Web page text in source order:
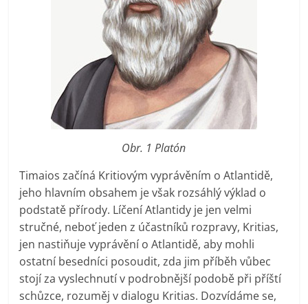
Obr. 1 Platón
Timaios začíná Kritiovým vyprávěním o Atlantidě,
jeho hlavním obsahem je však rozsáhlý výklad o
podstatě přírody. Líčení Atlantidy je jen velmi
stručné, neboť jeden z účastníků rozpravy, Kritias,
jen nastiňuje vyprávění o Atlantidě, aby mohli
ostatní besedníci posoudit, zda jim příběh vůbec
stojí za vyslechnutí v podrobnější podobě při příští
schůzce, rozuměj v dialogu Kritias. Dozvídáme se,